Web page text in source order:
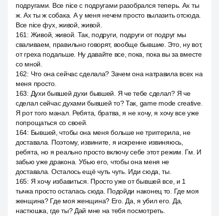
подругами. Все nice с подругами разобрался теперь. Ах ты
ж. Ах ты ж собака. А у меня нечем просто вылазить отсюда.
Все nice фух, живой, живой.
161 : Живой, живой. Так, подруги, подруги от подруг мы
сваливаем, правильно говорят, вообще бывшие. Это, ну вот,
от греха подальше. Ну давайте все, пока, пока вы за вместе
со мной.
162: Что она сейчас сделала? Зачем она натравила всех на
меня просто.
163: Духи бывшей духи бывшей. Я че тебе сделал? Я че
сделал сейчас духами бывшей то? Так, game mode creative.
Я рот того манал. Ребята, братва, я не хочу, я хочу все уже
попрощаться со своей.
164: Бывшей, чтобы она меня больше не триггерила, не
доставала. Поэтому, извините, я искренне извиняюсь,
ребята, но я реально просто включу себе этот режим. Гм. И
забью уже дракона. Убью его, чтобы она меня не
доставала. Осталось ещё чуть чуть. Иди сюда, ты.
165: Я хочу избавиться. Просто уже от бывшей все, и 1
тычка просто осталась сюда. Подойди наконец то. Где моя
женщина? Где моя женщина? Его. Да, я убил его. Да,
настюшка, где ты? Дай мне на тебя посмотреть.